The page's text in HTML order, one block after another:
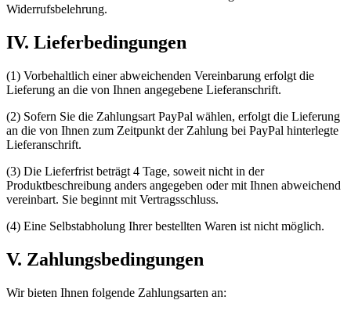
Widerrufsbelehrung.
IV. Lieferbedingungen
(1) Vorbehaltlich einer abweichenden Vereinbarung erfolgt die
Lieferung an die von Ihnen angegebene Lieferanschrift.
(2) Sofern Sie die Zahlungsart PayPal wählen, erfolgt die Lieferung
an die von Ihnen zum Zeitpunkt der Zahlung bei PayPal hinterlegte
Lieferanschrift.
(3) Die Lieferfrist beträgt 4 Tage, soweit nicht in der
Produktbeschreibung anders angegeben oder mit Ihnen abweichend
vereinbart. Sie beginnt mit Vertragsschluss.
(4) Eine Selbstabholung Ihrer bestellten Waren ist nicht möglich.
V. Zahlungsbedingungen
Wir bieten Ihnen folgende Zahlungsarten an: